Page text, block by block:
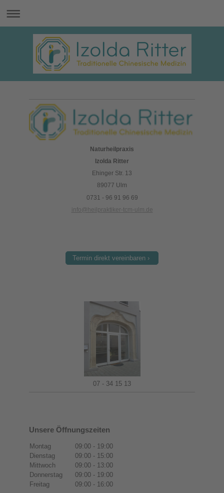
Naturheilpraxis
Izolda Ritter
Ehinger Str. 13
89077 Ulm
0731 - 96 91 96 69
info@heilpraktiker-tcm-ulm.de
Termin direkt vereinbaren
07 - 34 15 13
Unsere Öffnungszeiten
Montag 09:00 - 19:00
Dienstag
09:00 - 15:00
Mittwoch
09:00 - 13:00
Donnerstag
09:00 - 19:00
Freitag
09:00 - 16:00